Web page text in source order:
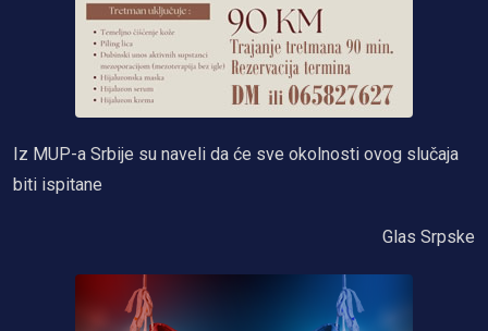
Iz MUP-a Srbije su naveli da će sve okolnosti ovog slučaja
biti ispitane
Glas Srpske